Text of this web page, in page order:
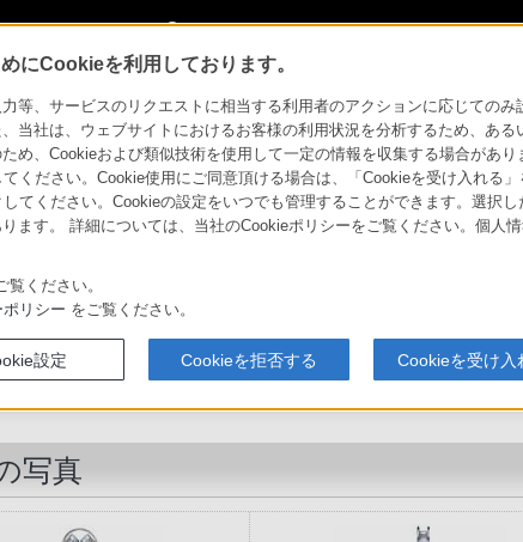
D1 商品の写真
リニアPCMレコーダー
PCM-D1
写真
にCookieを利用しております。
等、サービスのリクエストに相当する利用者のアクションに応じての
当社は、ウェブサイトにおけるお客様の利用状況を分析するため、あ
め、Cookieおよび類似技術を使用して一定の情報を収集する場合があ
ください。Cookie使用にご同意頂ける場合は、「Cookieを受け入れる
てください。Cookieの設定をいつでも管理することができます。選択
ます。 詳細については、当社のCookieポリシーをご覧ください。個人
覧ください。
リシー をご覧ください。
設定 Cookieを拒否する Cookieを受け入